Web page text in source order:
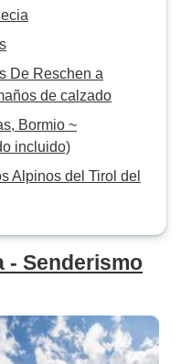
De Reschen a
de calzado
Bormio ~
incluido)
Alpinos del Tirol del
- Senderismo